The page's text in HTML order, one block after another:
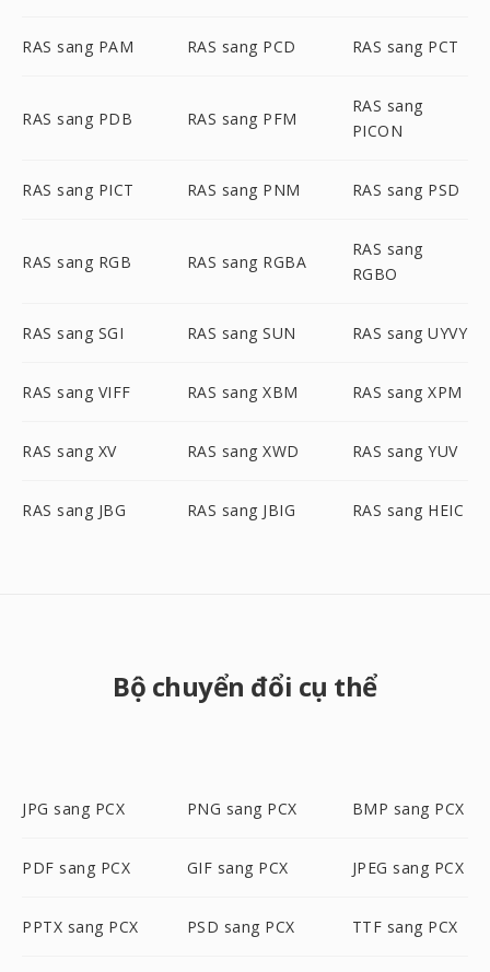
RAS sang PAM RAS sang PCD RAS sang PCT
RAS sang PDB RAS sang PFM
RAS sang
PICON
RAS sang PICT RAS sang PNM RAS sang PSD
RAS sang RGB RAS sang RGBA
RAS sang
RGBO
RAS sang SGI RAS sang SUN RAS sang UYVY
RAS sang VIFF RAS sang XBM RAS sang XPM
RAS sang XV RAS sang XWD RAS sang YUV
RAS sang JBG RAS sang JBIG RAS sang HEIC
Bộ chuyển đổi cụ thể
JPG sang PCX PNG sang PCX BMP sang PCX
PDF sang PCX GIF sang PCX JPEG sang PCX
PPTX sang PCX PSD sang PCX TTF sang PCX